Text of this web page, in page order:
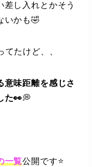
差し入れとかそう
いかも🤣
たけど、、
意味距離を感じさ
た👀💭
一覧公開です⭐️